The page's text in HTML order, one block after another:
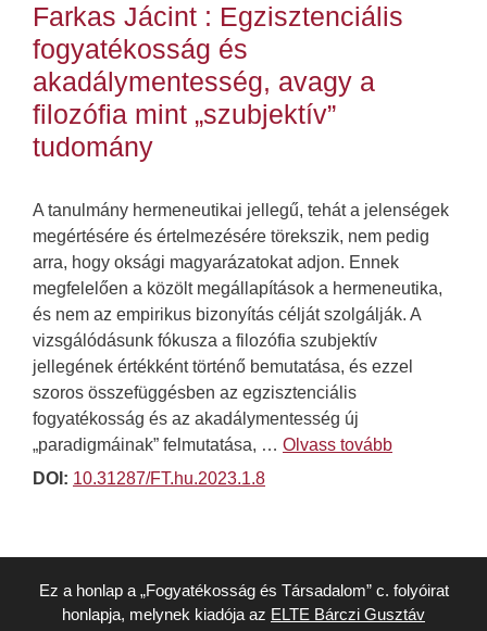
Farkas Jácint : Egzisztenciális
fogyatékosság és
akadálymentesség, avagy a
filozófia mint „szubjektív”
tudomány
A tanulmány hermeneutikai jellegű, tehát a jelenségek
megértésére és értelmezésére törekszik, nem pedig
arra, hogy oksági magyarázatokat adjon. Ennek
megfelelően a közölt megállapítások a hermeneutika,
és nem az empirikus bizonyítás célját szolgálják. A
vizsgálódásunk fókusza a filozófia szubjektív
jellegének értékként történő bemutatása, és ezzel
szoros összefüggésben az egzisztenciális
fogyatékosság és az akadálymentesség új
„paradigmáinak” felmutatása, … Olvass tovább
DOI: 10.31287/FT.hu.2023.1.8
Ez a honlap a „Fogyatékosság és Társadalom” c. folyóirat
honlapja, melynek kiadója az ELTE Bárczi Gusztáv